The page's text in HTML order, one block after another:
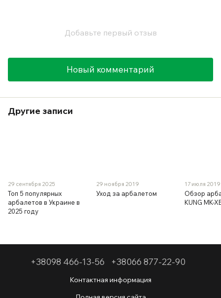
Добавьте первый отзыв
Новый комментарий
Другие записи
29 сентября 2025
Топ 5 популярных
арбалетов в Украине в
2025 году
29 ноября 2019
Уход за арбалетом
17 июля 2019
Обзор
KUNG MK-
+38098 466-13-56 +38066 877-22-90
Контактная информация